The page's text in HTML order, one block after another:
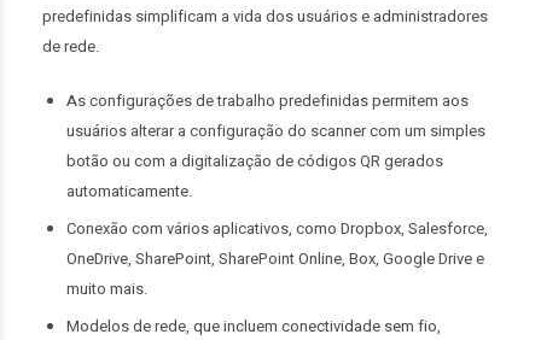
predefinidas simplificam a vida dos usuários e administradores
de rede.
As configurações de trabalho predefinidas permitem aos
usuários alterar a configuração do scanner com um simples
botão ou com a digitalização de códigos QR gerados
automaticamente.
Conexão com vários aplicativos, como Dropbox, Salesforce,
OneDrive, SharePoint, SharePoint Online, Box, Google Drive e
muito mais.
Modelos de rede, que incluem conectividade sem fio,